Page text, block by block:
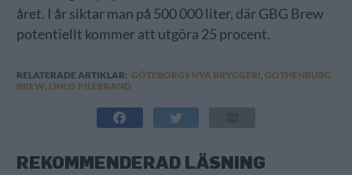
året. I år siktar man på 500 000 liter, där GBG Brew
potentiellt kommer att utgöra 25 procent.
RELATERADE ARTIKLAR: GÖTEBORGS NYA BRYGGERI, GOTHENBURG
BREW, LINUS PILEBRAND
REKOMMENDERAD LÄSNING